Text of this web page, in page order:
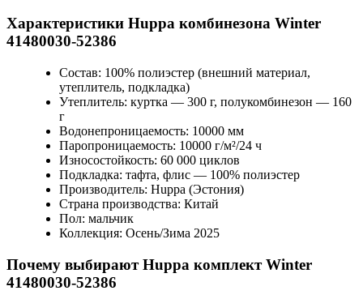
Характеристики Huppa комбинезона Winter
41480030-52386
Состав: 100% полиэстер (внешний материал,
утеплитель, подкладка)
Утеплитель: куртка — 300 г, полукомбинезон — 160
г
Водонепроницаемость: 10000 мм
Паропроницаемость: 10000 г/м²/24 ч
Износостойкость: 60 000 циклов
Подкладка: тафта, флис — 100% полиэстер
Производитель: Huppa (Эстония)
Страна производства: Китай
Пол: мальчик
Коллекция: Осень/Зима 2025
Почему выбирают Huppa комплект Winter
41480030-52386